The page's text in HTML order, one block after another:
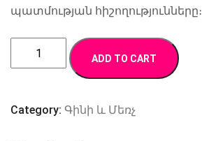
պատմության հիշողությունները։
Մազակալ
«ՄԻԱՍՆՈՒԹՅԱՆ
ՈՐԹԱՏՈՒՆԿ»
ADD TO CART
Category: Գինի ԵՒ Մեռչ